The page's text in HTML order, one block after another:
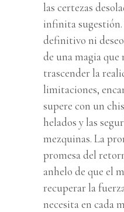
las certezas
infinita sugestión.
definitivo ni
de una magia
trascender la
limitaciones,
supere con un
helados y las
mezquinas. La
promesa del
anhelo de que el
recuperar la
necesita en cada